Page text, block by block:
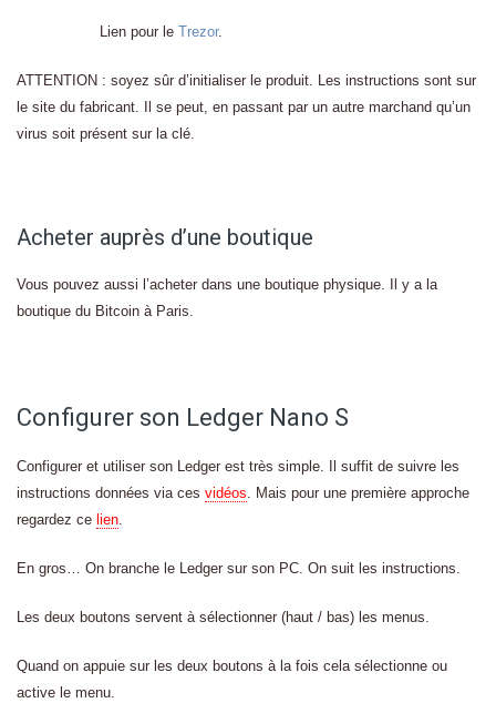
Lien pour le Trezor.
ATTENTION : soyez sûr d’initialiser le produit. Les instructions sont sur
le site du fabricant. Il se peut, en passant par un autre marchand qu’un
virus soit présent sur la clé.
Acheter auprès d’une boutique
Vous pouvez aussi l’acheter dans une boutique physique. Il y a la
boutique du Bitcoin à Paris.
Configurer son Ledger Nano S
Configurer et utiliser son Ledger est très simple. Il suffit de suivre les
instructions données via ces vidéos. Mais pour une première approche
regardez ce lien.
En gros… On branche le Ledger sur son PC. On suit les instructions.
Les deux boutons servent à sélectionner (haut / bas) les menus.
Quand on appuie sur les deux boutons à la fois cela sélectionne ou
active le menu.